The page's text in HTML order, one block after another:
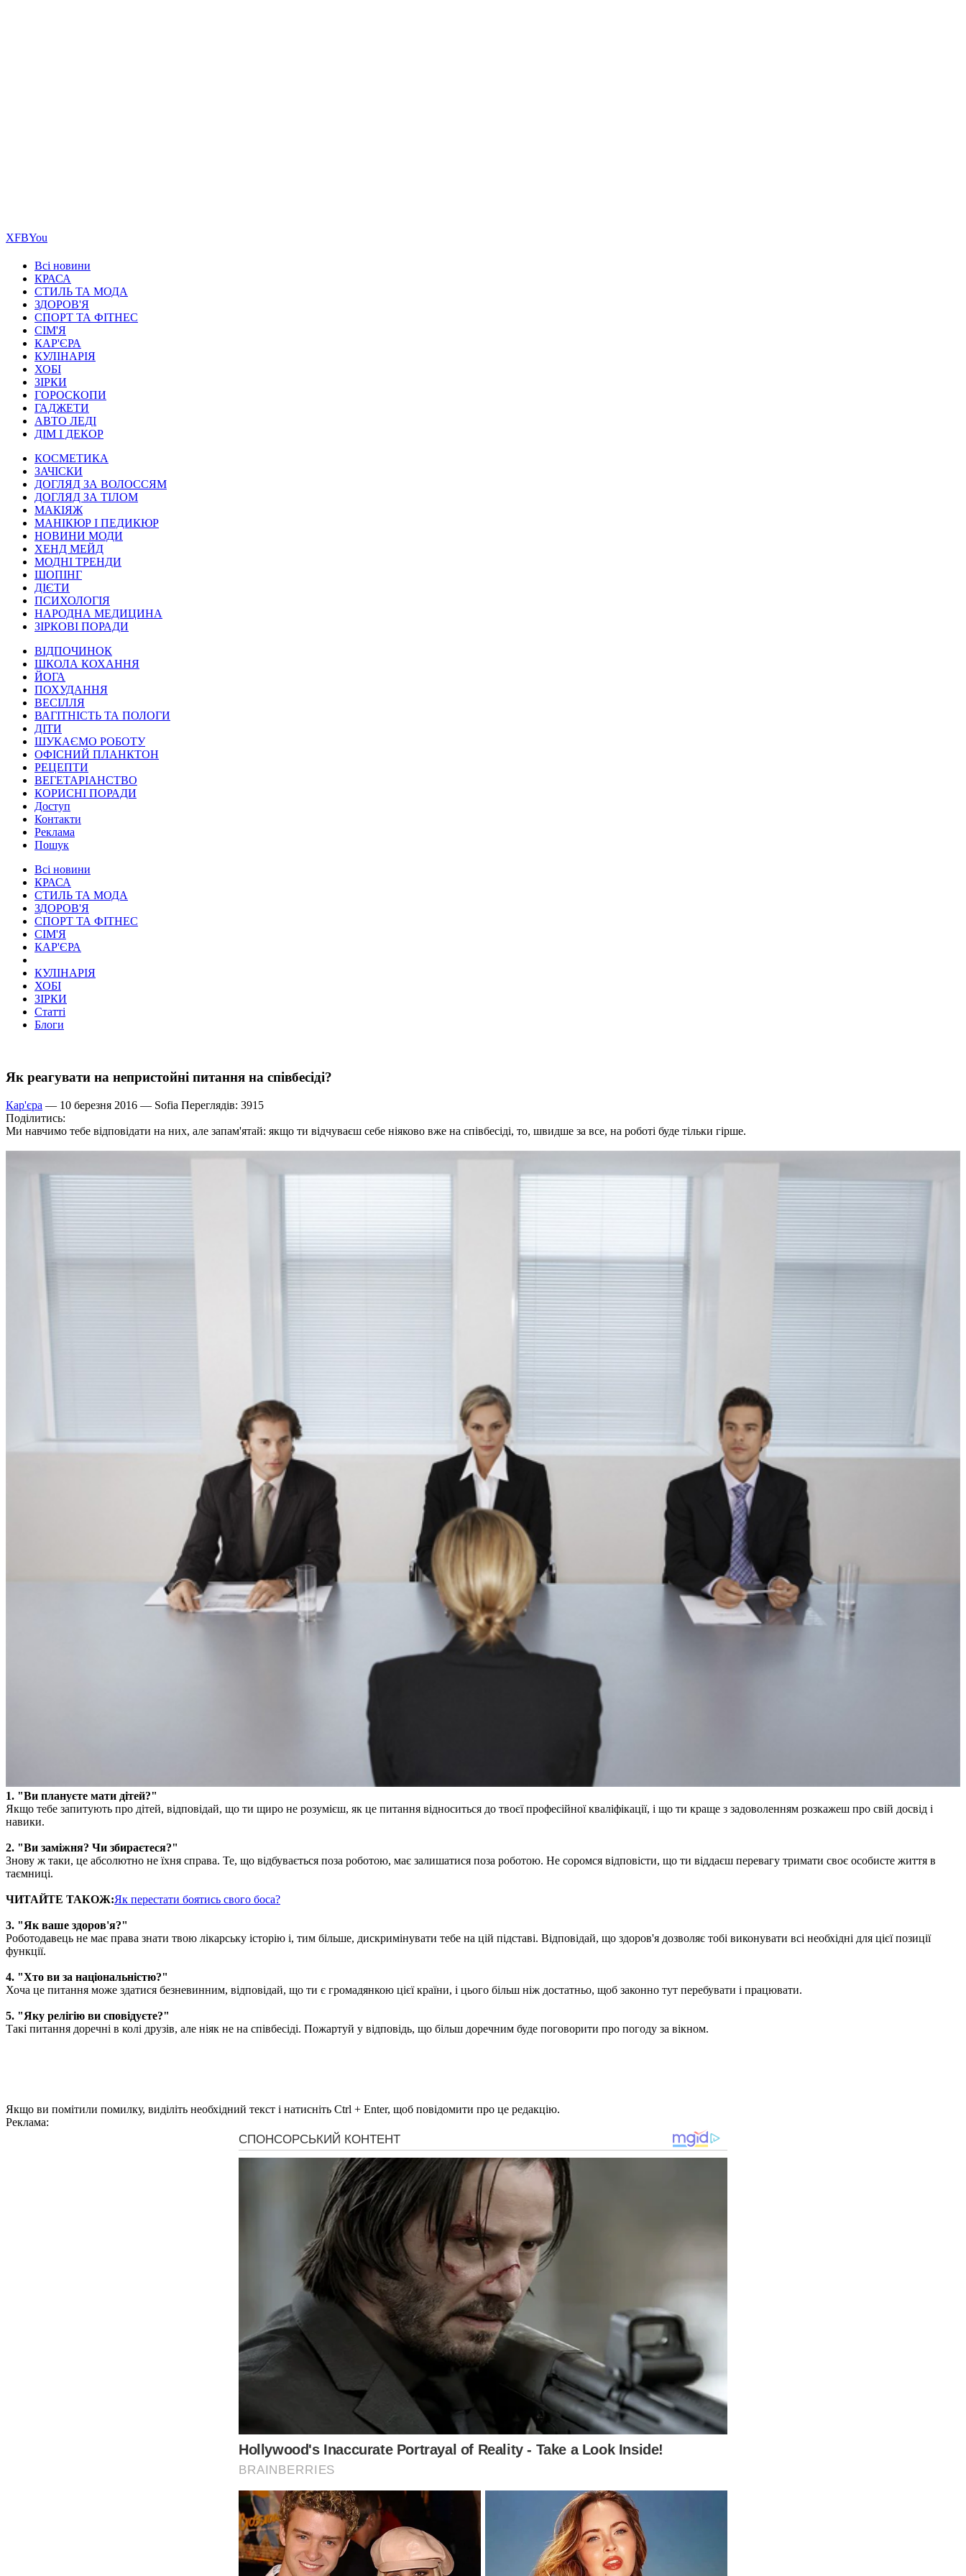
ХFBYou
Всі новини
КРАСА
СТИЛЬ ТА МОДА
ЗДОРОВ'Я
СПОРТ ТА ФІТНЕС
СІМ'Я
КАР'ЄРА
КУЛІНАРІЯ
ХОБІ
ЗІРКИ
ГОРОСКОПИ
ГАДЖЕТИ
АВТО ЛЕДІ
ДІМ І ДЕКОР
КОСМЕТИКА
ЗАЧІСКИ
ДОГЛЯД ЗА ВОЛОССЯМ
ДОГЛЯД ЗА ТІЛОМ
МАКІЯЖ
МАНІКЮР І ПЕДИКЮР
НОВИНИ МОДИ
ХЕНД МЕЙД
МОДНІ ТРЕНДИ
ШОПІНГ
ДІЄТИ
ПСИХОЛОГІЯ
НАРОДНА МЕДИЦИНА
ЗІРКОВІ ПОРАДИ
ВІДПОЧИНОК
ШКОЛА КОХАННЯ
ЙОГА
ПОХУДАННЯ
ВЕСІЛЛЯ
ВАГІТНІСТЬ ТА ПОЛОГИ
ДІТИ
ШУКАЄМО РОБОТУ
ОФІСНИЙ ПЛАНКТОН
РЕЦЕПТИ
ВЕГЕТАРІАНСТВО
КОРИСНІ ПОРАДИ
Доступ
Контакти
Реклама
Пошук
Всі новини
КРАСА
СТИЛЬ ТА МОДА
ЗДОРОВ'Я
СПОРТ ТА ФІТНЕС
СІМ'Я
КАР'ЄРА
КУЛІНАРІЯ
ХОБІ
ЗІРКИ
Статті
Блоги
Як реагувати на непристойні питання на співбесіді?
Кар'єра — 10 березня 2016 — Sofia Переглядів: 3915
Поділитись:
Ми навчимо тебе відповідати на них, але запам'ятай: якщо ти відчуваєш себе ніяково вже на співбесіді, то, швидше за все, на роботі буде тільки гірше.
1. "Ви плануєте мати дітей?"
Якщо тебе запитують про дітей, відповідай, що ти щиро не розумієш, як це питання відноситься до твоєї професійної кваліфікації, і що ти краще з задоволенням розкажеш про свій досвід і
навики.
2. "Ви заміжня? Чи збираєтеся?"
Знову ж таки, це абсолютно не їхня справа. Те, що відбувається поза роботою, має залишатися поза роботою. Не соромся відповісти, що ти віддаєш перевагу тримати своє особисте життя в
таємниці.
ЧИТАЙТЕ ТАКОЖ:Як перестати боятись свого боса?
3. "Як ваше здоров'я?"
Роботодавець не має права знати твою лікарську історію і, тим більше, дискримінувати тебе на цій підставі. Відповідай, що здоров'я дозволяє тобі виконувати всі необхідні для цієї позиції
функції.
4. "Хто ви за національністю?"
Хоча це питання може здатися безневинним, відповідай, що ти є громадянкою цієї країни, і цього більш ніж достатньо, щоб законно тут перебувати і працювати.
5. "Яку релігію ви сповідуєте?"
Такі питання доречні в колі друзів, але ніяк не на співбесіді. Пожартуй у відповідь, що більш доречним буде поговорити про погоду за вікном.
Якщо ви помітили помилку, виділіть необхідний текст і натисніть Ctrl + Enter, щоб повідомити про це редакцію.
Реклама: